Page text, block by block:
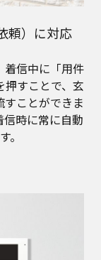
頼）に対応
着信中に「用件
すことで、玄
ことができま
時に常に自動
。